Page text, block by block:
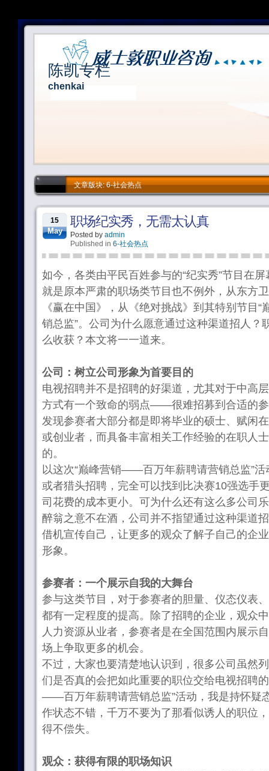
陈凯专栏
chenkai
文章版块: 6-社会热点
15
May
职场纪实秀，无需太认真
Posted by admin
Published in 6-社会热点
如今，各类由平民百姓参与的“纪实秀”节目在
就是原本严肃的职场类节目也不例外，从东方
《赢在中国》，从《绝对挑战》到其特别节
销总监”。公司为什么愿意通过这种渠道招人？
么收获？本文将一一道来。
公司：树立公司形象为首要目的
电视招聘并不是招聘的好渠道，尤其对于中高
方式有一个致命的弱点——很难招募到合适的
发现参赛者大部分都是即将毕业的硕士、赋闲
或创业者，而具备丰富相关工作经验的在职人
的。
以这次“巅峰营销——百万年薪聘请营销总监”
或者猎头招聘，完全可以找到比决赛10强选手
司花费的成本更小。可为什么还有这么多公司
醉翁之意不在酒，公司并不指望通过这种渠道
借机宣传自己，让更多的观众了解子自己的企
形象。
参赛者：一个展示自我的大舞台
参与这类节目，对于参赛者的胆量、仪态仪表
都有一定程度的提高。除了招聘的企业，观众
人力资源从业者，参赛者是在全国范围内展示
场上争取更多的机会。
不过，大家也要清楚地认识到，很多公司虽然
们是否真的会把如此重要的职位交给电视招聘
——百万年薪聘请营销总监”活动，我是持怀疑
作状态不错，千万不要为了那看似诱人的职位
得不偿失。
观众：获得有限的职场知识